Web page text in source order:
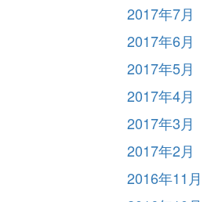
2017年7月
2017年6月
2017年5月
2017年4月
2017年3月
2017年2月
2016年11月